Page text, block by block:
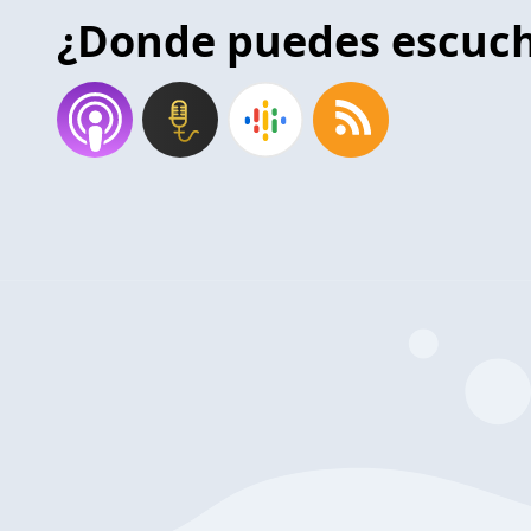
¿Donde puedes